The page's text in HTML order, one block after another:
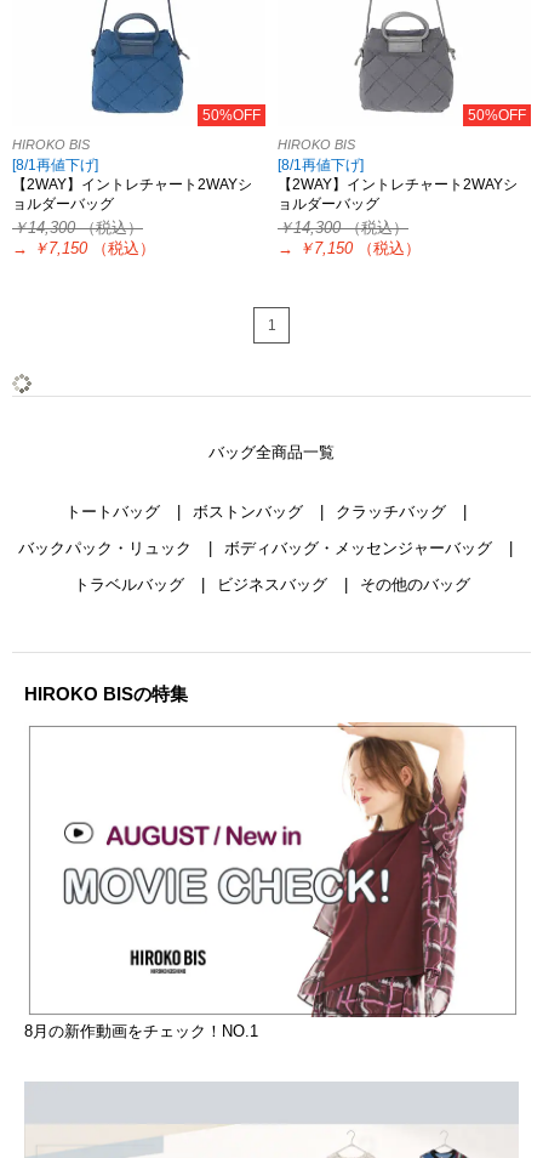
50%OFF
HIROKO BIS
[8/1再値下げ]
【2WAY】イントレチャート2WAYシ
ョルダーバッグ
￥14,300（税込）
→
￥7,150 （税込）
50%OFF
HIROKO BIS
[8/1再値下げ]
【2WAY】イントレチャート2WAYシ
ョルダーバッグ
￥14,300（税込）
→
￥7,150 （税込）
1
バッグ全商品一覧
トートバッグ ボストンバッグ
クラッチバッグ
バックパック・リュック
ボディバッグ・メッセンジャーバッグ
トラベルバッグ
ビジネスバッグ その他のバッグ
HIROKO BISの特集
8月の新作動画をチェック！NO.1